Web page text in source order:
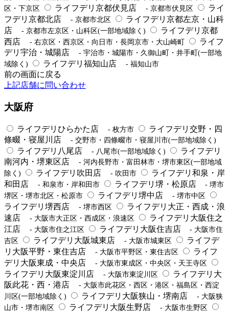
区・下京区
ライフデリ京都伏見店 - 京都市伏見区
ライ
フデリ京都北店
- 京都市北区
ライフデリ京都左京・山科
店
- 京都市左京区・山科区(一部地域除く)
ライフデリ京都
西店
- 右京区・西京区・向日市・長岡京市・大山崎町
ライフ
デリ宇治・城陽店
- 宇治市・城陽市・久御山町・井手町(一部地
域除く)
ライフデリ福知山店 - 福知山市
前の画面に戻る
上記店舗に問い合わせ
大阪府
ライフデリひらかた店 - 枚方市
ライフデリ交野・四
條畷・寝屋川店
- 交野市・四條畷市・寝屋川市(一部地域除く)
ライフデリ八尾店 - 八尾市(一部地域除く)
ライフデリ
南河内・堺東区店
- 河内長野市・富田林市・堺市東区(一部地域
除く)
ライフデリ吹田店 - 吹田市
ライフデリ和泉・岸
和田店
- 和泉市・岸和田市 ライフデリ堺・松原店
- 堺市
堺区・堺市北区・松原市
ライフデリ堺中店 - 堺市中区
ライフデリ堺西店 - 堺市西区
ライフデリ大正・西成・浪
速店
- 大阪市大正区・西成区・浪速区
ライフデリ大阪住之
江店
- 大阪市住之江区 ライフデリ大阪住吉店
- 大阪市住
吉区
ライフデリ大阪城東店 - 大阪市城東区
ライフデ
リ大阪平野・東住吉店
- 大阪市平野区・東住吉区
ライフ
デリ大阪東成・中央店
- 大阪市東成区・中央区・天王寺区
ライフデリ大阪東淀川店 - 大阪市東淀川区
ライフデリ大
阪此花・西・港店
- 大阪市此花区・西区・港区・福島区・西淀
川区(一部地域除く)
ライフデリ大阪狭山・堺南店
- 大阪狭
山市・堺市南区
ライフデリ大阪生野店 - 大阪市生野区